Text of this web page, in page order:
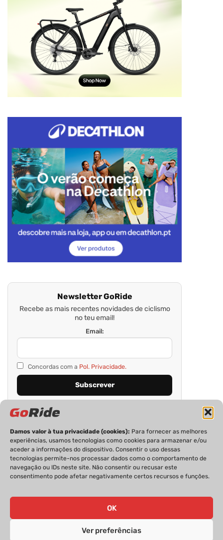
Damos valor à tua privacidade (cookies): Para fornecer as melhores
experiências, usamos tecnologias como cookies para armazenar e/ou
aceder a informações do dispositivo. Consentir o uso dessas
tecnologias permite-nos processar dados como o comportamento de
navegação ou IDs neste site. Não consentir ou recusar este
consentimento pode afetar negativamente certos recursos e funções.
OK
Ver preferências
Newsletter GoRide
Recebe as mais recentes novidades de ciclismo
no teu email!
Email:
Concordas com a Pol. Privacidade.
PRIVACIDADE FICHA TÉCNICA
ESTATUTO EDITORIAL